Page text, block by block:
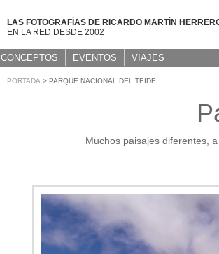
LAS FOTOGRAFÍAS DE RICARDO MARTÍN
EN LA RED DESDE 2002
CONCEPTOS EVENTOS VIAJES
PORTADA > PARQUE NACIONAL DEL TEIDE
Muchos paisajes diferentes,